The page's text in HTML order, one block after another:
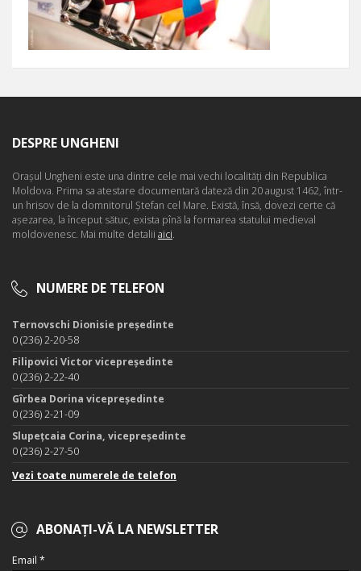
DESPRE UNGHENI
Oraşul Ungheni este una dintre cele mai vechi localităţi din Republica
Moldova. Prima sa atestare documentară dateză din 20 august 1462, într-
un hrisov de la domnitorul Ştefan cel Mare. Există, însă, dovezi certe că
aşezarea, la început sătuc, exista pînă la formarea statului medieval
moldovenesc. Mai multe detalii aici.
NUMERE DE TELEFON
Ternovschi Dionisie președinte
0 (236) 2-20-58
Filipovici Victor vicepreședinte
0 (236) 2-22-40
Gîrbea Dorina vicepreședinte
0 (236) 2-21-09
Slupețcaia Corina, vicepreședinte
0 (236) 2-27-50
Vezi toate numerele de telefon
ABONAȚI-VĂ LA NEWSLETTER
Email *